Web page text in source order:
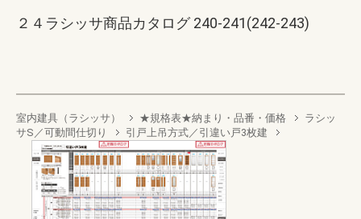
２４ラシッサ商品カタログ 240-241(242-243)
室内建具（ラシッサ） ★規格表★納まり・品番・価格
ラシッ
サS／可動間仕切り
引戸上吊方式／引違い戸3枚建